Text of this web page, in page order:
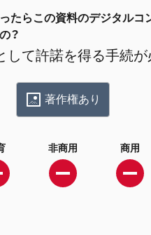
たらこの資料のデジタルコ
？
して許諾を得る手続が
著作権あり
非商用 商用